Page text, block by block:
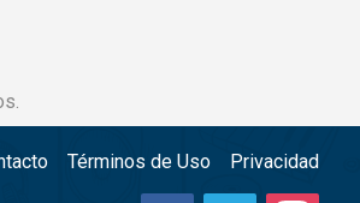
Términos de Uso Privacidad